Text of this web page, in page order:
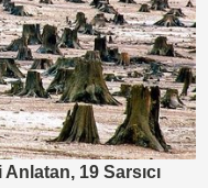
19 Sarsıcı